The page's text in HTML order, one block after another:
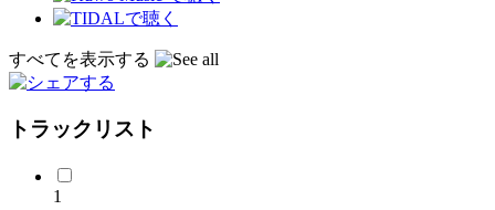
すべてを表示する
トラックリスト
1